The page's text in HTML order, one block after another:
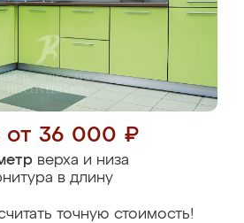
от 36 000 ₽
верха и низа
в длину
точную стоимость!